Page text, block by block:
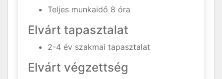
Teljes munkaidő 8 óra
Elvárt tapasztalat
2-4 év szakmai tapasztalat
Elvárt végzettség